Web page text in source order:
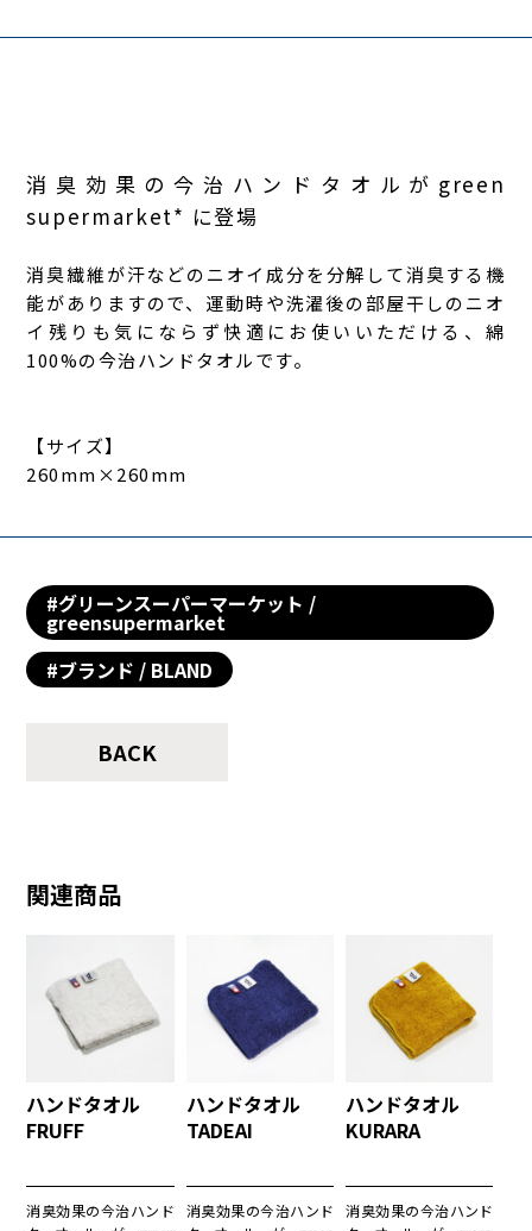
消臭効果の今治ハンドタオルがgreen
supermarket* に登場
消臭繊維が汗などのニオイ成分を分解して消臭する機
能がありますので、運動時や洗濯後の部屋干しのニオ
イ残りも気にならず快適にお使いいただける、綿
100%の今治ハンドタオルです。
【サイズ】
260mm×260mm
#グリーンスーパーマーケット /
greensupermarket
#ブランド / BLAND
BACK
関連商品
ハンドタオル
FRUFF
消臭効果の今治ハンド
ハンドタオル
TADEAI
消臭効果の今治ハンド
ハンドタオル
KURARA
消臭効果の今治ハンド